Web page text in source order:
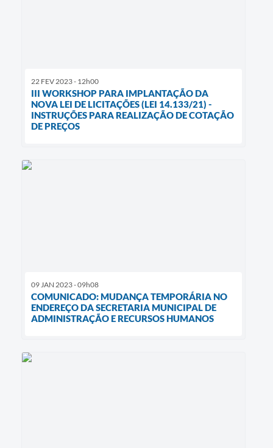
22 FEV 2023 - 12h00
III WORKSHOP PARA IMPLANTAÇÃO DA
NOVA LEI DE LICITAÇÕES (LEI 14.133/21) -
INSTRUÇÕES PARA REALIZAÇÃO DE COTAÇÃO
DE PREÇOS
09 JAN 2023 - 09h08
COMUNICADO: MUDANÇA TEMPORÁRIA NO
ENDEREÇO DA SECRETARIA MUNICIPAL DE
ADMINISTRAÇÃO E RECURSOS HUMANOS